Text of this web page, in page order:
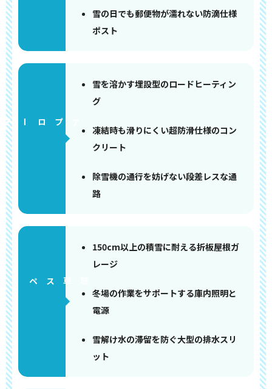
雪の日でも郵便物が濡れない防滴仕様
ポスト
アプローチ
雪を溶かす埋設型のロードヒーティン
グ
凍結時も滑りにくい超防滑仕様のコン
クリート
除雪機の通行を妨げない段差レスな通
路
150cm以上の積雪に耐える折板屋根ガ
レージ
冬場の作業をサポートする庫内照明と
電源
雪解け水の滞留を防ぐ大型の排水スリ
ット